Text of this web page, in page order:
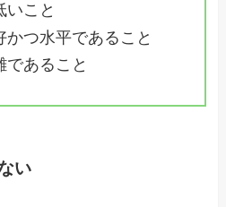
いこと
かつ水平であること
であること
い